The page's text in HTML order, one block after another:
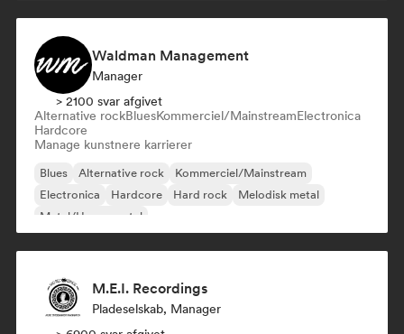
Waldman Management
Manager
> 2100 svar afgivet
Alternative rockBluesKommerciel/MainstreamElectronica
Hardcore
Manage kunstnere karrierer
Blues Alternative rock
Kommerciel/Mainstream
Electronica
Hardcore Hard rock
Melodisk metal
Metal/Heavy metal
M.E.I. Recordings
Pladeselskab, Manager